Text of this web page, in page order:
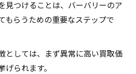
見つけることは、バーバリーのア
もらうための重要なステップで
としては、まず異常に高い買取価
られます。